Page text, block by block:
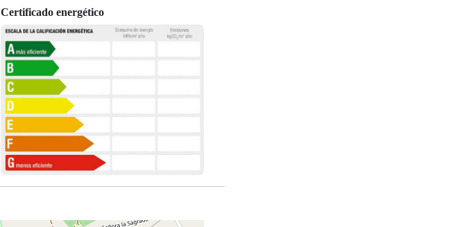
Certificado energético